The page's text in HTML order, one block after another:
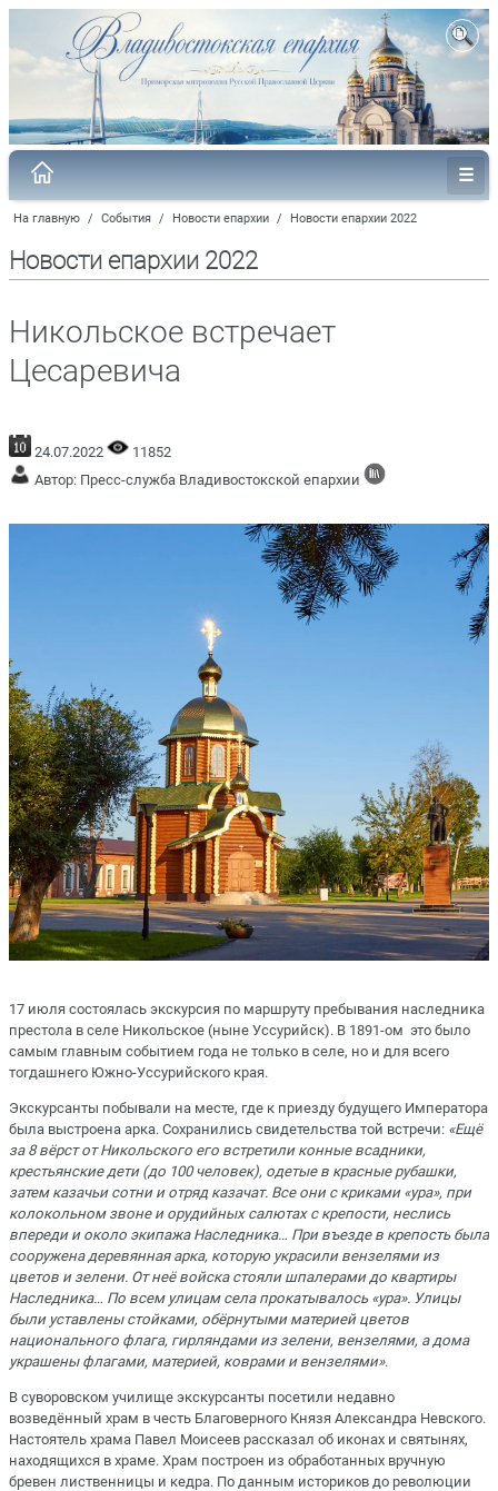
На главную / События / Новости епархии / Новости епархии 2022
Новости епархии 2022
Никольское встречает
Цесаревича
24.07.2022
11852
Автор: Пресс-служба Владивостокской епархии
17 июля состоялась экскурсия по маршруту пребывания наследника
престола в селе Никольское (ныне Уссурийск). В 1891-ом это было
самым главным событием года не только в селе, но и для всего
тогдашнего Южно-Уссурийского края.
Экскурсанты побывали на месте, где к приезду будущего Императора
была выстроена арка. Сохранились свидетельства той встречи: «Ещё
за 8 вёрст от Никольского его встретили конные всадники,
крестьянские дети (до 100 человек), одетые в красные рубашки,
затем казачьи сотни и отряд казачат. Все они с криками «ура», при
колокольном звоне и орудийных салютах с крепости, неслись
впереди и около экипажа Наследника… При въезде в крепость была
сооружена деревянная арка, которую украсили вензелями из
цветов и зелени. От неё войска стояли шпалерами до квартиры
Наследника… По всем улицам села прокатывалось «ура». Улицы
были уставлены стойками, обёрнутыми материей цветов
национального флага, гирляндами из зелени, вензелями, а дома
украшены флагами, материей, коврами и вензелями».
В суворовском училище экскурсанты посетили недавно
возведённый храм в честь Благоверного Князя Александра Невского.
Настоятель храма Павел Моисеев рассказал об иконах и святынях,
находящихся в храме. Храм построен из обработанных вручную
бревен лиственницы и кедра. По данным историков до революции